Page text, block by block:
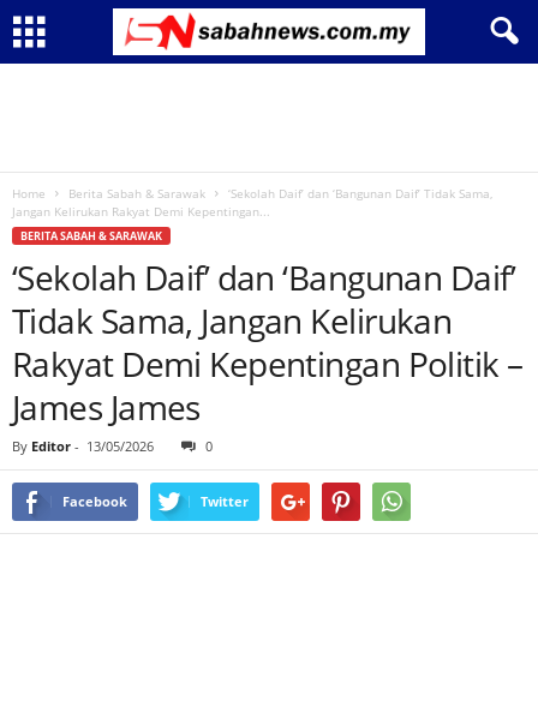
Home Berita Sabah & Sarawak
‘Sekolah Daif’ dan ‘Bangunan Daif’ Tidak Sama,
Jangan Kelirukan Rakyat Demi Kepentingan...
BERITA SABAH & SARAWAK
‘Sekolah Daif’ dan ‘Bangunan Daif’
Tidak Sama, Jangan Kelirukan
Rakyat Demi Kepentingan Politik –
James James
By Editor - 13/05/2026 0
Facebook Twitter